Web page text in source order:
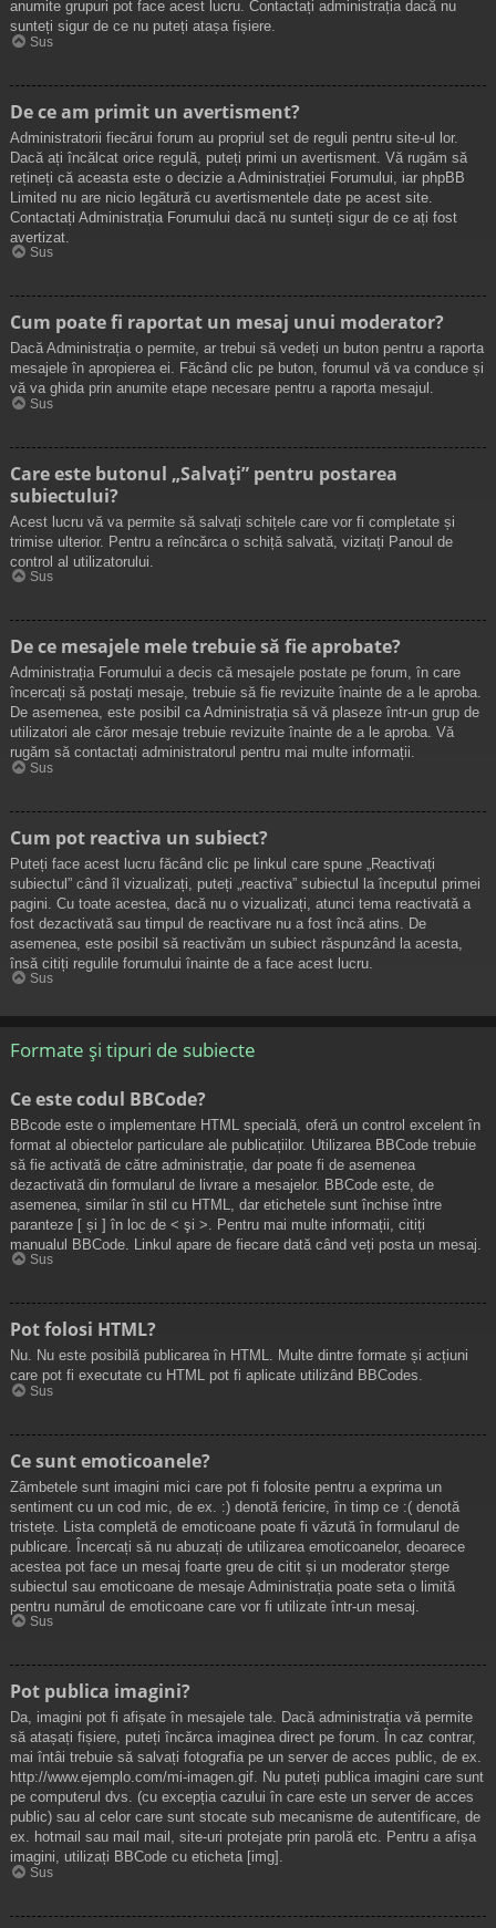
anumite grupuri pot face acest lucru. Contactați administrația dacă nu
sunteți sigur de ce nu puteți atașa fișiere.
Sus
De ce am primit un avertisment?
Administratorii fiecărui forum au propriul set de reguli pentru site-ul lor.
Dacă ați încălcat orice regulă, puteți primi un avertisment. Vă rugăm să
rețineți că aceasta este o decizie a Administrației Forumului, iar phpBB
Limited nu are nicio legătură cu avertismentele date pe acest site.
Contactați Administrația Forumului dacă nu sunteți sigur de ce ați fost
avertizat.
Sus
Cum poate fi raportat un mesaj unui moderator?
Dacă Administrația o permite, ar trebui să vedeți un buton pentru a raporta
mesajele în apropierea ei. Făcând clic pe buton, forumul vă va conduce și
vă va ghida prin anumite etape necesare pentru a raporta mesajul.
Sus
Care este butonul „Salvați” pentru postarea
subiectului?
Acest lucru vă va permite să salvați schițele care vor fi completate și
trimise ulterior. Pentru a reîncărca o schiță salvată, vizitați Panoul de
control al utilizatorului.
Sus
De ce mesajele mele trebuie să fie aprobate?
Administrația Forumului a decis că mesajele postate pe forum, în care
încercați să postați mesaje, trebuie să fie revizuite înainte de a le aproba.
De asemenea, este posibil ca Administrația să vă plaseze într-un grup de
utilizatori ale căror mesaje trebuie revizuite înainte de a le aproba. Vă
rugăm să contactați administratorul pentru mai multe informații.
Sus
Cum pot reactiva un subiect?
Puteți face acest lucru făcând clic pe linkul care spune „Reactivați
subiectul” când îl vizualizați, puteți „reactiva” subiectul la începutul primei
pagini. Cu toate acestea, dacă nu o vizualizați, atunci tema reactivată a
fost dezactivată sau timpul de reactivare nu a fost încă atins. De
asemenea, este posibil să reactivăm un subiect răspunzând la acesta,
însă citiți regulile forumului înainte de a face acest lucru.
Sus
Formate și tipuri de subiecte
Ce este codul BBCode?
BBcode este o implementare HTML specială, oferă un control excelent în
format al obiectelor particulare ale publicațiilor. Utilizarea BBCode trebuie
să fie activată de către administrație, dar poate fi de asemenea
dezactivată din formularul de livrare a mesajelor. BBCode este, de
asemenea, similar în stil cu HTML, dar etichetele sunt închise între
paranteze [ și ] în loc de < şi >. Pentru mai multe informații, citiți
manualul BBCode. Linkul apare de fiecare dată când veți posta un mesaj.
Sus
Pot folosi HTML?
Nu. Nu este posibilă publicarea în HTML. Multe dintre formate și acțiuni
care pot fi executate cu HTML pot fi aplicate utilizând BBCodes.
Sus
Ce sunt emoticoanele?
Zâmbetele sunt imagini mici care pot fi folosite pentru a exprima un
sentiment cu un cod mic, de ex. :) denotă fericire, în timp ce :( denotă
tristețe. Lista completă de emoticoane poate fi văzută în formularul de
publicare. Încercați să nu abuzați de utilizarea emoticoanelor, deoarece
acestea pot face un mesaj foarte greu de citit și un moderator șterge
subiectul sau emoticoane de mesaje Administrația poate seta o limită
pentru numărul de emoticoane care vor fi utilizate într-un mesaj.
Sus
Pot publica imagini?
Da, imagini pot fi afișate în mesajele tale. Dacă administrația vă permite
să atașați fișiere, puteți încărca imaginea direct pe forum. În caz contrar,
mai întâi trebuie să salvați fotografia pe un server de acces public, de ex.
http://www.ejemplo.com/mi-imagen.gif. Nu puteți publica imagini care sunt
pe computerul dvs. (cu excepția cazului în care este un server de acces
public) sau al celor care sunt stocate sub mecanisme de autentificare, de
ex. hotmail sau mail mail, site-uri protejate prin parolă etc. Pentru a afișa
imagini, utilizați BBCode cu eticheta [img].
Sus